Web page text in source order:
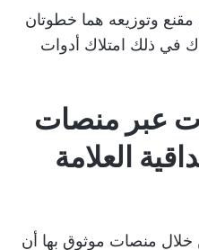
وتوزيعه هما خطوتان
في ذلك امتلاك أدوات
عبر منصات
العلامة
خلال منصات موثوق بها أن